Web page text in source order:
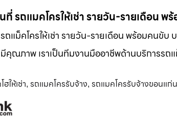
รถแมคโครให้เช่า รายวัน-รายเดือน
แม็คโครให้เช่า รายวัน-รายเดือน พร้อมคนขั
มีคุณภาพ เราเป็นทีมงานมืออาชีพด้านบริการรถ
ให้เช่า, รถแมคโครรับจ้าง, รถแมคโครรับจ้างขอนแก่น